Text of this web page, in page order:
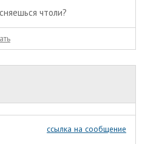
чтоли?
ссылка на сообщение